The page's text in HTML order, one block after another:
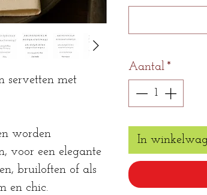
servetten met
worden
voor een elegante
bruiloften of als
en chic.
Aantal *
In